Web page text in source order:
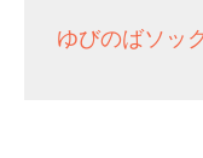
ゆびのばソッ